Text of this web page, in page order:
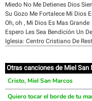
Miedo No Me Detienes Dios
Su Gozo Me Fortalece Mi Dios
Oh, oh , Mi Dios Es Mas Grande
Espero Les Sea Bendición Un
Iglesia: Centro Cristiano De
Otras canciones de Miel San
Cristo, Miel San Marcos
Quiero tocar el borde de tu